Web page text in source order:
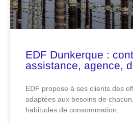
EDF Dunkerque :
assistance, agence,
EDF propose à ses clients des
adaptées aux besoins de
habitudes de consommation,